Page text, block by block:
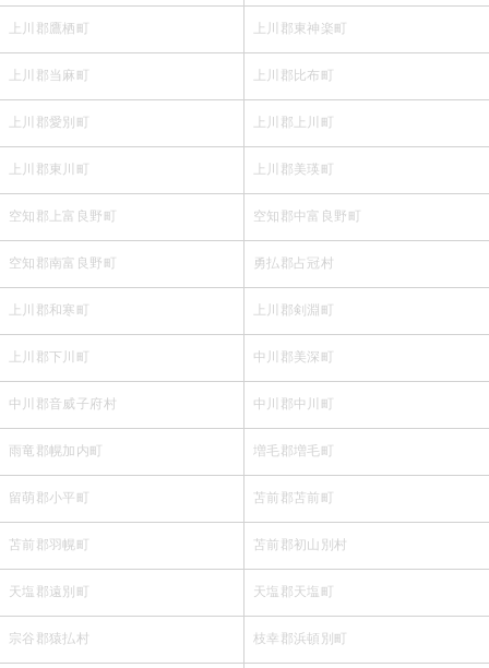
上川郡鷹栖町 上川郡東神楽町
上川郡当麻町 上川郡比布町
上川郡愛別町 上川郡上川町
上川郡東川町 上川郡美瑛町
空知郡上富良野町 空知郡中富良野町
空知郡南富良野町 勇払郡占冠村
上川郡和寒町 上川郡剣淵町
上川郡下川町 中川郡美深町
中川郡音威子府村 中川郡中川町
雨竜郡幌加内町 増毛郡増毛町
留萌郡小平町 苫前郡苫前町
苫前郡羽幌町 苫前郡初山別村
天塩郡遠別町 天塩郡天塩町
宗谷郡猿払村 枝幸郡浜頓別町